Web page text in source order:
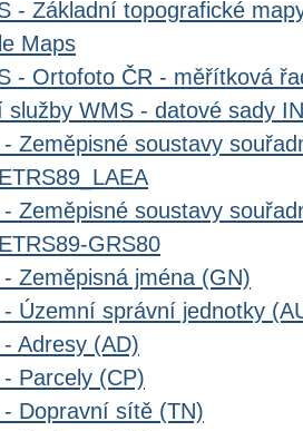
- Základní topografické
Maps
- Ortofoto ČR - měřítková
služby WMS - datové sady
Zeměpisné soustavy
Zeměpisné soustavy
GRS80
Zeměpisná jména (GN)
Územní správní jednotky
Adresy (AD)
Parcely (CP)
Dopravní sítě (TN)